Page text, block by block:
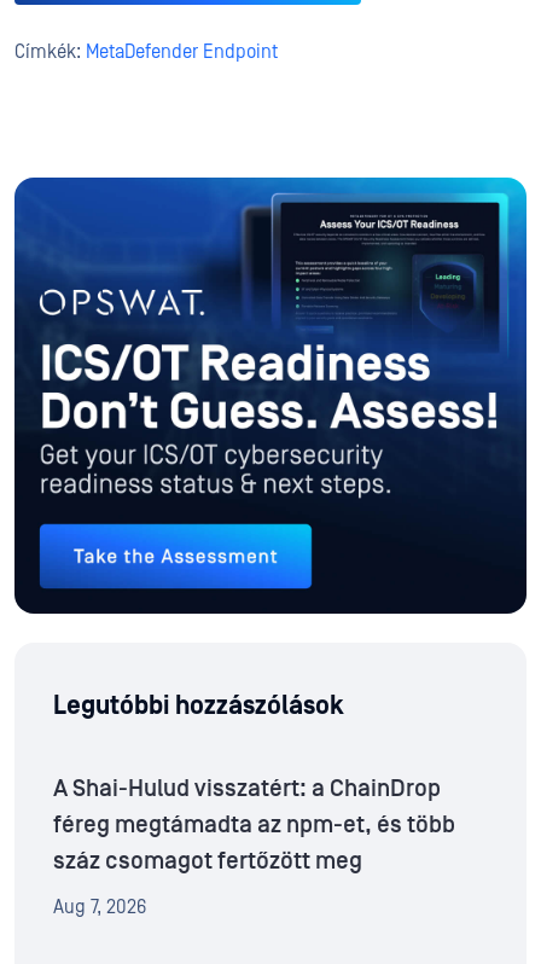
Címkék: MetaDefender Endpoint
Legutóbbi hozzászólások
A Shai-Hulud visszatért: a ChainDrop
féreg megtámadta az npm-et, és több
száz csomagot fertőzött meg
Aug 7, 2026